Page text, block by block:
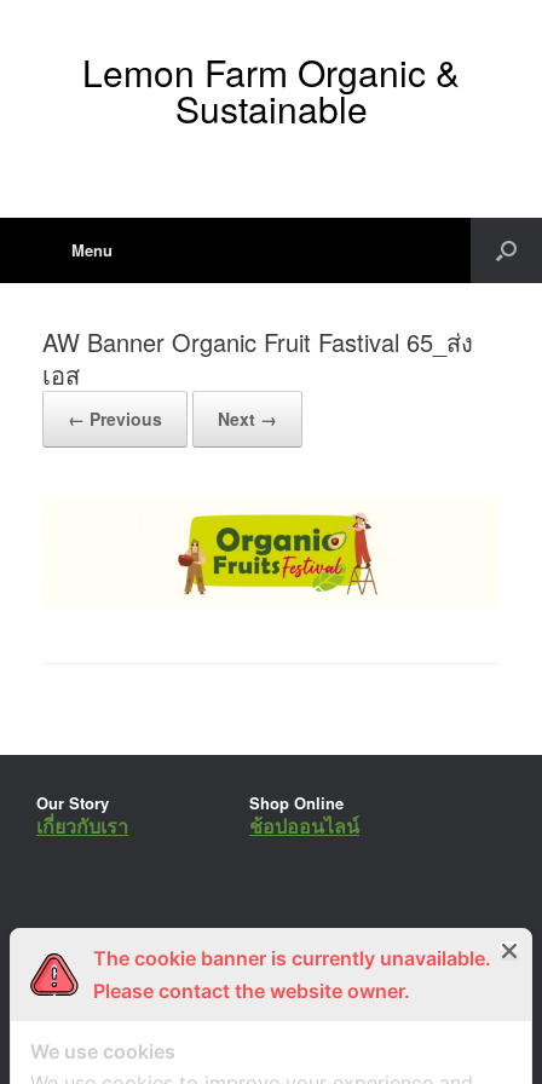
Lemon Farm Organic &
Sustainable
Menu
AW Banner Organic Fruit Fastival 65_ส่ง
เอส
← Previous Next →
Our Story
เกี่ยวกับเรา
Shop Online
ช้อปออนไลน์
ร่วมงานกับเรา
สมัครงาน
Lemon Farm Cafe
ร้านอาหารอินทรีย์
The cookie banner is currently unavailable.
Please contact the website owner.
We use cookies